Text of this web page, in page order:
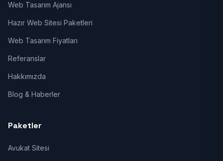
Web Tasarım Ajansı
Hazır Web Sitesi Paketleri
Web Tasarım Fiyatları
Referanslar
Hakkımızda
Blog & Haberler
Paketler
Avukat Sitesi